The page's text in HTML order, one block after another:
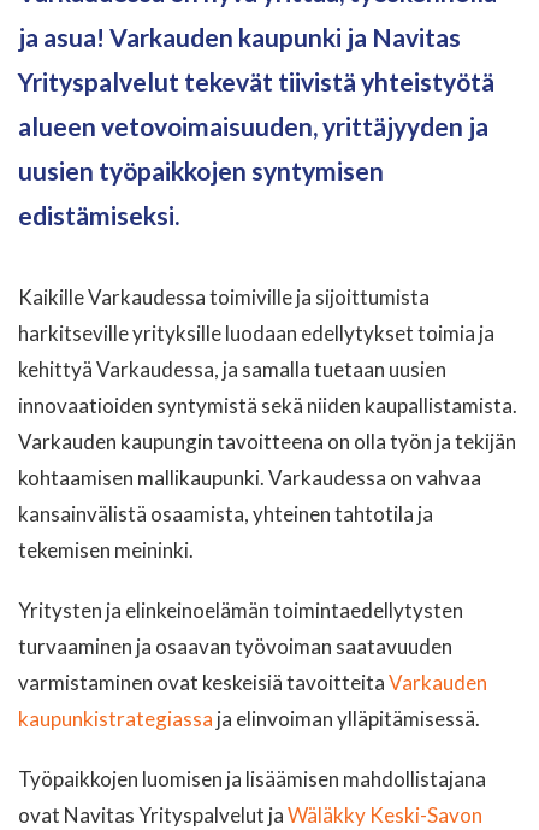
ja asua! Varkauden kaupunki ja Navitas
Yrityspalvelut tekevät tiivistä yhteistyötä
alueen vetovoimaisuuden, yrittäjyyden ja
uusien työpaikkojen syntymisen
edistämiseksi.
Kaikille Varkaudessa toimiville ja sijoittumista
harkitseville yrityksille luodaan edellytykset toimia ja
kehittyä Varkaudessa, ja samalla tuetaan uusien
innovaatioiden syntymistä sekä niiden kaupallistamista.
Varkauden kaupungin tavoitteena on olla työn ja tekijän
kohtaamisen mallikaupunki. Varkaudessa on vahvaa
kansainvälistä osaamista, yhteinen tahtotila ja
tekemisen meininki.
Yritysten ja elinkeinoelämän toimintaedellytysten
turvaaminen ja osaavan työvoiman saatavuuden
varmistaminen ovat keskeisiä tavoitteitaVarkauden
kaupunkistrategiassa ja elinvoiman ylläpitämisessä.
Työpaikkojen luomisen ja lisäämisen mahdollistajana
ovat Navitas Yrityspalvelut jaWäläkky Keski-Savon